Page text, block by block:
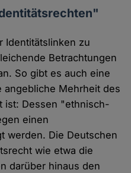
Identitätslinken zu
Betrachtungen
So gibt es auch eine
angebliche Mehrheit des
ist: Dessen "ethnisch-
einen
werden. Die Deutschen
wie etwa die
darüber hinaus den